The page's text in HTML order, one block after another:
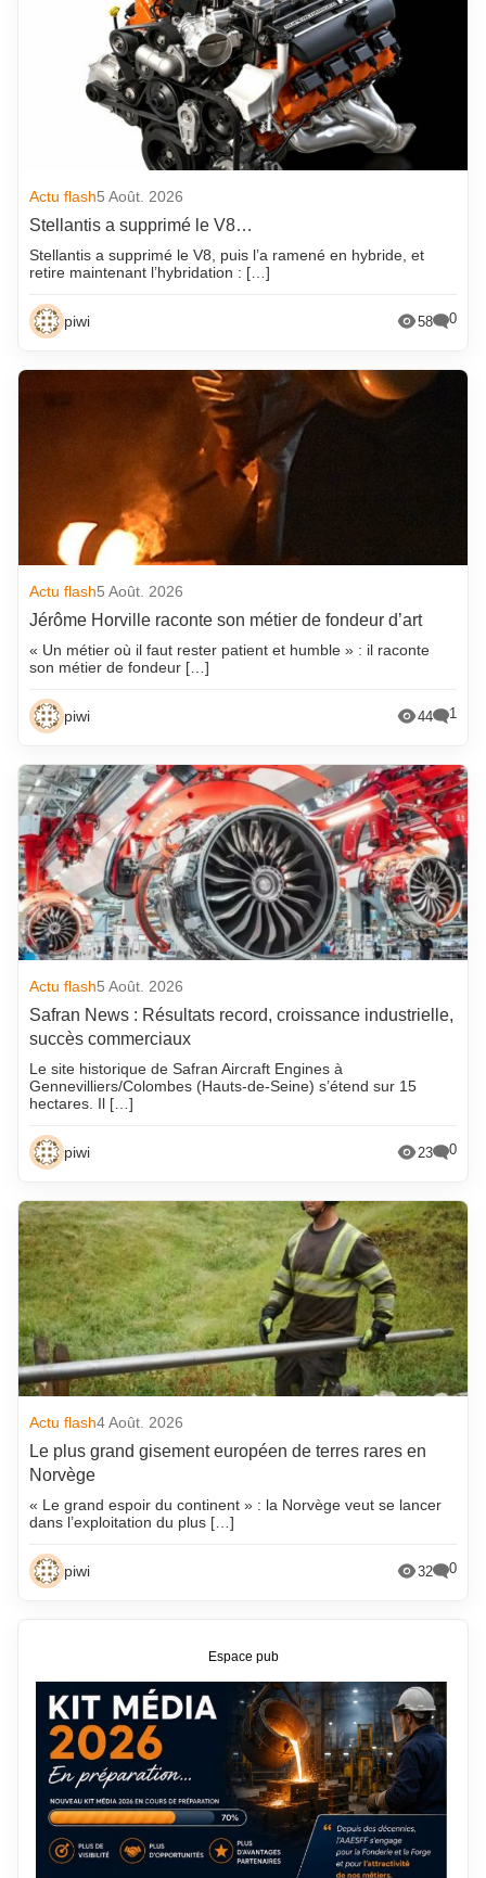
Actu flash5 Août. 2026
Stellantis a supprimé le V8…
Stellantis a supprimé le V8, puis l’a ramené en hybride, et
retire maintenant l’hybridation : […]
piwi 58 0
Actu flash5 Août. 2026
Jérôme Horville raconte son métier de fondeur d’art
« Un métier où il faut rester patient et humble » : il raconte
son métier de fondeur […]
piwi 44 1
Actu flash5 Août. 2026
Safran News : Résultats record, croissance industrielle,
succès commerciaux
Le site historique de Safran Aircraft Engines à
Gennevilliers/Colombes (Hauts-de-Seine) s’étend sur 15
hectares. Il […]
piwi 23 0
Actu flash4 Août. 2026
Le plus grand gisement européen de terres rares en
Norvège
« Le grand espoir du continent » : la Norvège veut se lancer
dans l’exploitation du plus […]
piwi 32 0
Espace pub